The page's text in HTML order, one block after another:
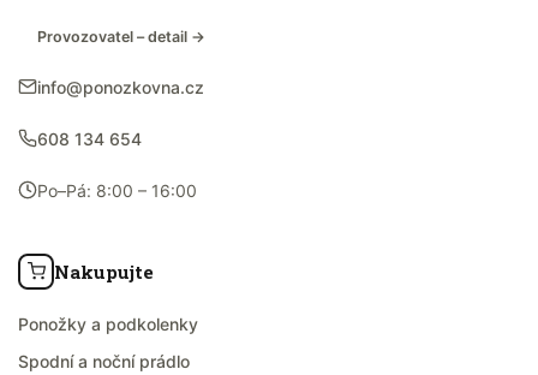
Provozovatel – detail →
info@ponozkovna.cz
608 134 654
Po–Pá: 8:00 – 16:00
Nakupujte
Ponožky a podkolenky
Spodní a noční prádlo